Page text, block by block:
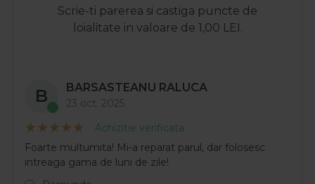
Scrie-ti parerea si castiga puncte de
loialitate in valoare de 1,00 LEI.
B BARSASTEANU RALUCA
23 oct. 2025
Achizitie verificata
Foarte multumita! Mi-a reparat parul, dar folosesc
intreaga gama de luni de zile!